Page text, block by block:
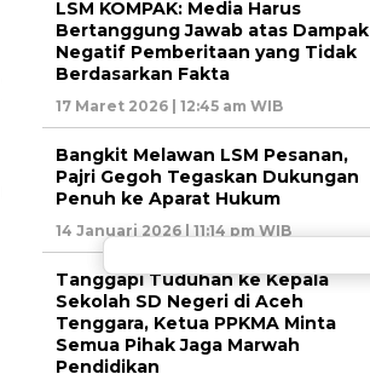
LSM KOMPAK: Media Harus
Bertanggung Jawab atas Dampak
Negatif Pemberitaan yang Tidak
Berdasarkan Fakta
17 Maret 2026 | 12:45 am WIB
Bangkit Melawan LSM Pesanan,
Pajri Gegoh Tegaskan Dukungan
Penuh ke Aparat Hukum
14 Januari 2026 | 11:14 pm WIB
Tanggapi Tuduhan ke Kepala
Sekolah SD Negeri di Aceh
Tenggara, Ketua PPKMA Minta
Semua Pihak Jaga Marwah
Pendidikan